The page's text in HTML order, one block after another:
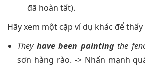
đã hoàn tất).
Hãy xem một cặp ví dụ khác để
They have been paintingthe
sơn hàng rào. -> Nhấn mạnh